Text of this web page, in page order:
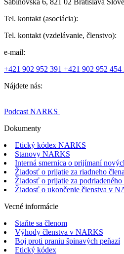
Tel. kontakt (asociácia):
Tel. kontakt (vzdelávanie, členstvo):
e-mail:
+421 902 952 391 +421 902 952 454
Nájdete nás:
Podcast NARKS
Dokumenty
Etický kódex NARKS
Stanovy NARKS
Interná smernica o prijímaní
Žiadosť o prijatie za riadneho člena
Žiadosť o prijatie za podriadeného
Žiadosť o ukončenie členstva v
Vecné informácie
Staňte sa členom
Výhody členstva v NARKS
Boj proti praniu špinavých peňazí
Etický kódex